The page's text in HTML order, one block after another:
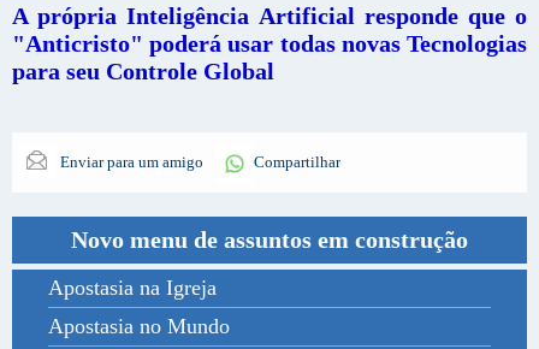
A própria Inteligência Artificial responde que o
"Anticristo" poderá usar todas novas Tecnologias
para seu Controle Global
Enviar para um amigo Compartilhar
Novo menu de assuntos em construção
Apostasia na Igreja
Apostasia no Mundo